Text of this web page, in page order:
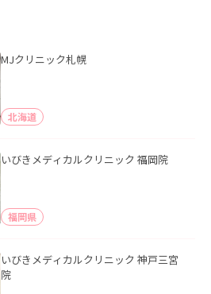
MJクリニック札幌
北海道
いびきメディカルクリニック 福岡院
福岡県
いびきメディカルクリニック 神戸三宮
院